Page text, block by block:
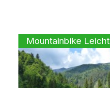
Mountainbike Leicht